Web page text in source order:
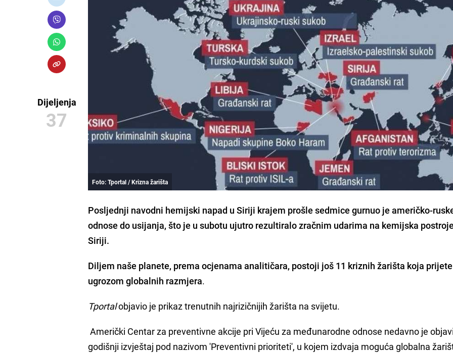
Dijeljenja
37
Foto: Tportal / Krizna žarišta
Posljednji navodni hemijski napad u Siriji krajem prošle sedmice gurnuo je američko-
odnose do usijanja, što je u subotu ujutro rezultiralo zračnim udarima na kemijska
Siriji.
Diljem naše planete, prema ocjenama analitičara, postoji još 11 kriznih žarišta koja prijete
ugrozom globalnih razmjera.
Tportalobjavio je prikaz trenutnih najrizičnijih žarišta na svijetu.
Američki Centar za preventivne akcije pri Vijeću za međunarodne odnose nedavno je
godišnji izvještaj pod nazivom 'Preventivni prioriteti', u kojem izdvaja moguća globalna